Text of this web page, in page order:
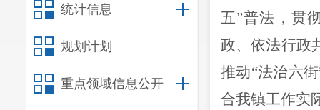
统计信息
规划计划
重点领域信息公开
五”普法，贯
政、依法行政
推动“法治六
合我镇工作实